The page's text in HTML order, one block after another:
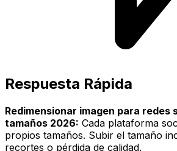
Respuesta Rápida
Redimensionar imagen para redes
tamaños 2026: Cada plataforma
propios tamaños. Subir el tamaño
recortes o pérdida de calidad.